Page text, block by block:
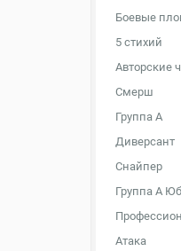
Боевые
5 стихий
Авторские
Смерш
Группа А
Диверсант
Снайпер
Группа А
Атака